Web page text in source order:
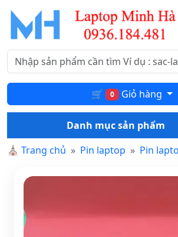
🛒 0 Giỏ hàng
Danh mục sản phẩm
⛪ Trang chủ Pin laptop Pin